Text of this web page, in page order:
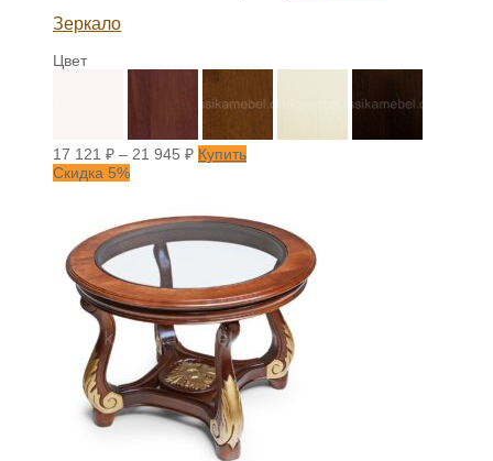
Зеркало
Цвет
17 121 ₽ – 21 945 ₽ Купить
Скидка 5%